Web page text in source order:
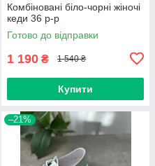
Комбіновані біло-чорні жіночі
кеди 36 р-р
Готово до відправки
1 190 ₴ 1 540 ₴
Купити
–21%